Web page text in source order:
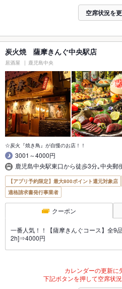
空席状況を
炭火焼 薩摩きんぐ中央駅店
居酒屋 鹿児島中央
☆炭火『焼き鳥』が自慢のお店！！
3001～4000円
鹿児島中央駅東口から徒歩3分｡中央郵
【アプリ予約限定】最大800ポイント還元対象店
適格請求書発行事業者
クーポン
一番人気！！【薩摩きんぐコース】全9
2h]⇒4000円
カレンダーの更新に
下記ボタンを押して空席状